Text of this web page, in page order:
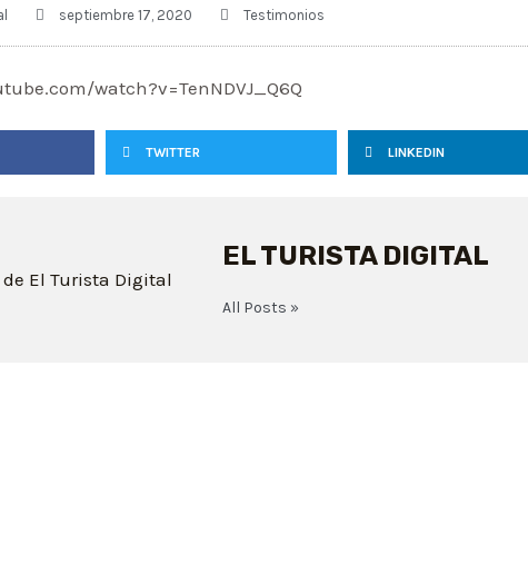
septiembre 17, 2020 Testimonios
watch?v=TenNDVJ_Q6Q
TWITTER LINKEDIN
EL TURISTA DIGITAL
All Posts »